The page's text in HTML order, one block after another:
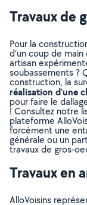
Travaux de
Pour la
d’un coup de
artisan
soubassements ?
construction, la
réalisation d’une
pour faire le
! Consultez notre
plateforme
forcément une
générale ou un
travaux de gros-
Travaux en
AlloVoisins